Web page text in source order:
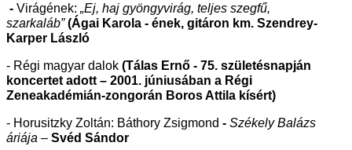
- Virágének: „Ej, haj gyöngyvirág, teljes szegfű,
szarkaláb”(Ágai Karola - ének, gitáron km. Szendrey-
Karper László
- Régi magyar dalok (Tálas Ernő - 75. születésnapján
koncertet adott – 2001. júniusában a Régi
Zeneakadémián-zongorán Boros Attila kísért)
- Horusitzky Zoltán: Báthory Zsigmond - Székely Balázs
áriája – Svéd Sándor